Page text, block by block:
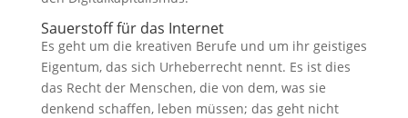
Sauerstoff für das Internet
Es geht um die kreativen Berufe und um ihr geistiges
Eigentum, das sich Urheberrecht nennt. Es ist dies
das Recht der Menschen, die von dem, was sie
denkend schaffen, leben müssen; das geht nicht